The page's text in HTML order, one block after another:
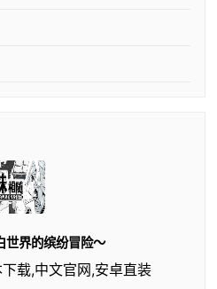
世界的缤纷冒险～
载,中文官网,安卓直装